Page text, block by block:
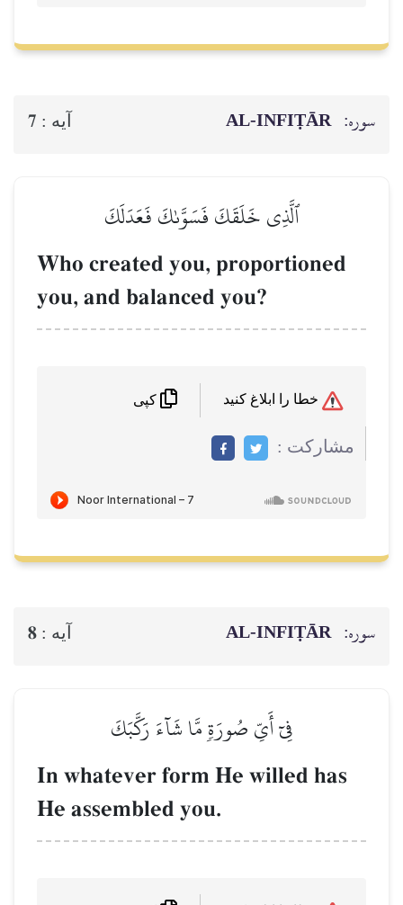
سوره: AL‑INFIṬĀR آيه : 7
ٱلَّذِي خَلَقَكَ فَسَوَّىٰكَ فَعَدَلَكَ
Who created you, proportioned
you, and balanced you?
مشاركت :
سوره: AL‑INFIṬĀR آيه : 8
فِيٓ أَيِّ صُورَةٖ مَّا شَآءَ رَكَّبَكَ
In whatever form He willed has
He assembled you.